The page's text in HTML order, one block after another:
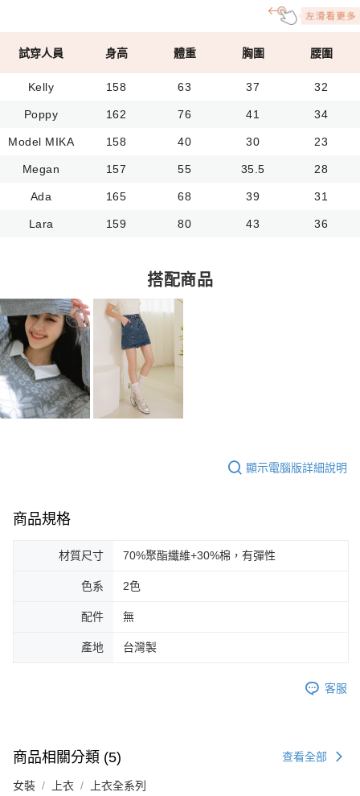
試穿人員 身高 體重 胸圍 腰圍
Kelly 158 63 37 32
Poppy 162 76 41 34
Model MIKA 158 40 30 23
Megan 157 55 35.5 28
Ada 165 68 39 31
Lara 159 80 43 36
搭配商品
顯示電腦版詳細說明
商品規格
材質尺寸 70%聚酯纖維+30%棉，有彈性
色系 2色
配件 無
產地 台灣製
客服
商品相關分類 (5) 查看全部
女裝 上衣 上衣全系列